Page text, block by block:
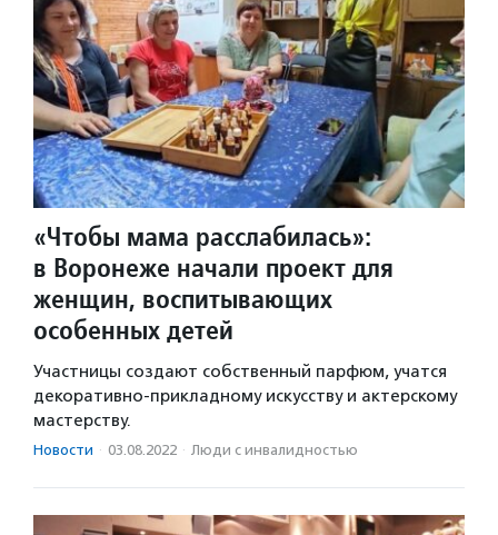
«Чтобы мама расслабилась»:
в Воронеже начали проект для
женщин, воспитывающих
особенных детей
Участницы создают собственный парфюм, учатся
декоративно-прикладному искусству и актерскому
мастерству.
Новости · 03.08.2022 · Люди с инвалидностью